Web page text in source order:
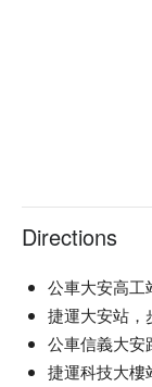
Directions
公車大安高工
捷運大安站，
公車信義大安
捷運科技大樓